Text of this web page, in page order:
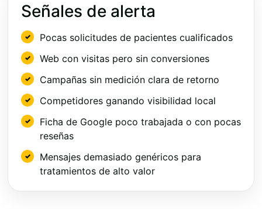
Señales de alerta
Pocas solicitudes de pacientes cualificados
Web con visitas pero sin conversiones
Campañas sin medición clara de retorno
Competidores ganando visibilidad local
Ficha de Google poco trabajada o con pocas
reseñas
Mensajes demasiado genéricos para
tratamientos de alto valor